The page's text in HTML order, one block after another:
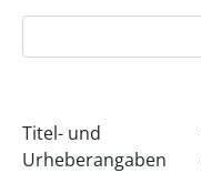
Titel- und
Urheberangaben